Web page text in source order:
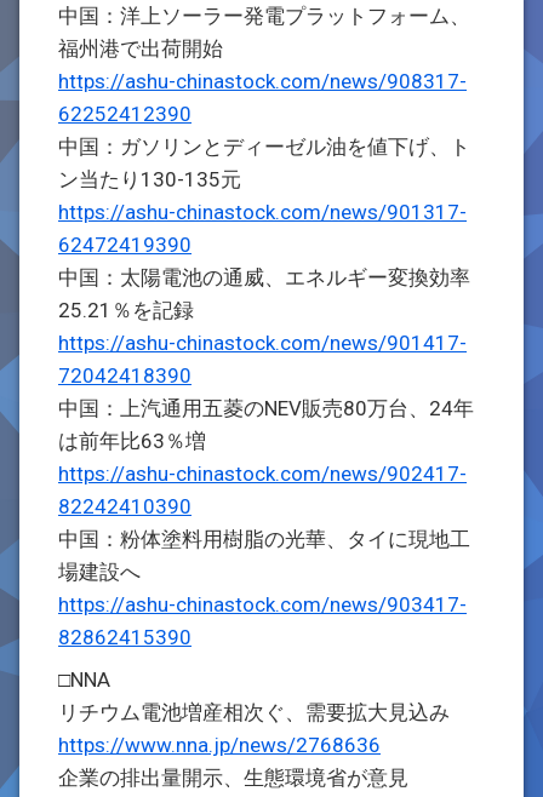
中国：洋上ソーラー発電プラットフォーム、
福州港で出荷開始
https://ashu-chinastock.com/news/908317-
62252412390
中国：ガソリンとディーゼル油を値下げ、ト
ン当たり130-135元
https://ashu-chinastock.com/news/901317-
62472419390
中国：太陽電池の通威、エネルギー変換効率
25.21％を記録
https://ashu-chinastock.com/news/901417-
72042418390
中国：上汽通用五菱のNEV販売80万台、24年
は前年比63％増
https://ashu-chinastock.com/news/902417-
82242410390
中国：粉体塗料用樹脂の光華、タイに現地工
場建設へ
https://ashu-chinastock.com/news/903417-
82862415390
□NNA
リチウム電池増産相次ぐ、需要拡大見込み
https://www.nna.jp/news/2768636
企業の排出量開示、生態環境省が意見